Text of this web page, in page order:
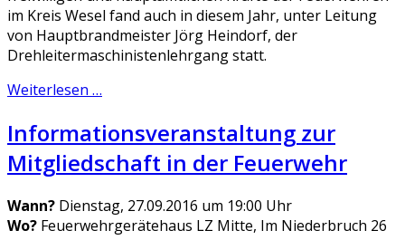
im Kreis Wesel fand auch in diesem Jahr, unter Leitung
von Hauptbrandmeister Jörg Heindorf, der
Drehleitermaschinistenlehrgang statt.
Weiterlesen …
Informationsveranstaltung zur
Mitgliedschaft in der Feuerwehr
Wann? Dienstag, 27.09.2016 um 19:00 Uhr
Wo? Feuerwehrgerätehaus LZ Mitte, Im Niederbruch 26